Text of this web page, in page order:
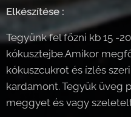
Elkészítése :
Tegyünk fel főzni kb 15 -
kókusztejbe.Amikor
kókuszcukrot és ízlés
kardamont. Tegyük üveg
meggyet és vagy